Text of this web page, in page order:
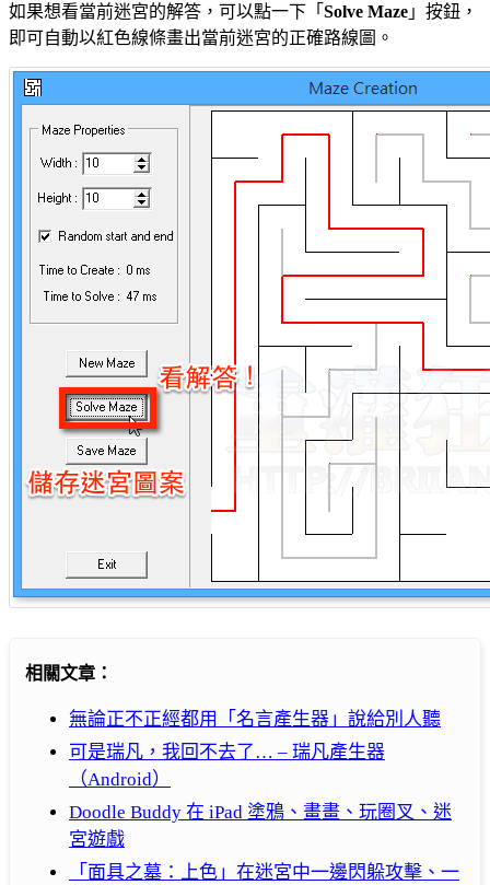
如果想看當前迷宮的解答，可以點一下「 Solve Maze 」按鈕，
即可自動以紅色線條畫出當前迷宮的正確路線圖。
相關文章：
無論正不正經都用「名言產生器」說給別人聽
可是瑞凡，我回不去了… – 瑞凡產生器
（Android）
Doodle Buddy 在 iPad 塗鴉、畫畫、玩圈叉、迷
宮遊戲
「面具之墓：上色」在迷宮中一邊閃躲攻擊、一